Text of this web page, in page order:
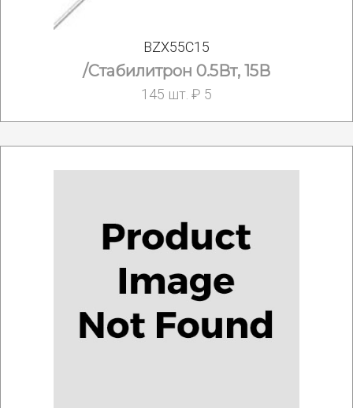
BZX55C15
/Стабилитрон 0.5Вт, 15В
145 шт. ₽ 5